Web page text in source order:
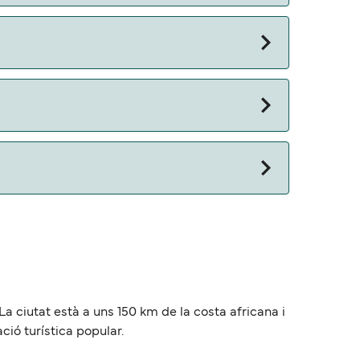
ciutat està a uns 150 km de la costa africana i
turística popular.